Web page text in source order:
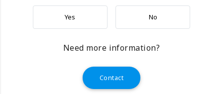
Yes No
Need more information?
Contact